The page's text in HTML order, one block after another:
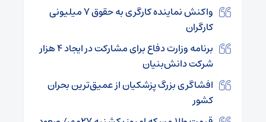
واکنش نماینده کارگری به حقوق ۷ میلیونی
کارگران
برنامه وزارت دفاع برای مشارکت در ایجاد ۴ هزار
شرکت دانش‌بنیان
افشاگری بزرگ پزشکیان از عمیق‌ترین بحران‌
کشور